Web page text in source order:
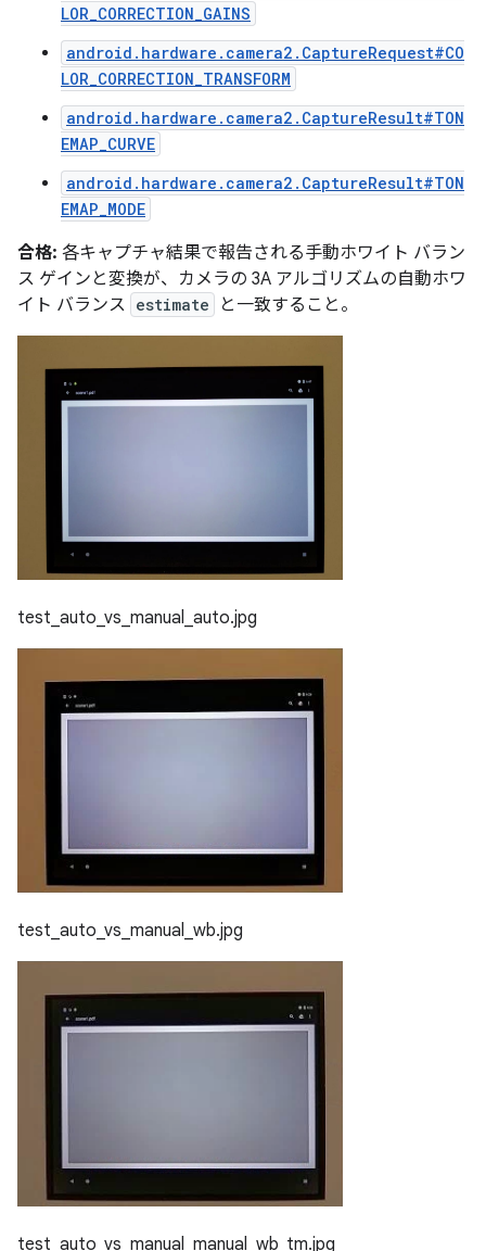
LOR_CORRECTION_GAINS
android.hardware.camera2.CaptureRequest#CO
LOR_CORRECTION_TRANSFORM
android.hardware.camera2.CaptureResult#TON
EMAP_CURVE
android.hardware.camera2.CaptureResult#TON
EMAP_MODE
合格: 各キャプチャ結果で報告される手動ホワイト バラン
ス ゲインと変換が、カメラの 3A アルゴリズムの自動ホワ
イト バランス estimate と一致すること。
test_auto_vs_manual_auto.jpg
test_auto_vs_manual_wb.jpg
test_auto_vs_manual_manual_wb_tm.jpg